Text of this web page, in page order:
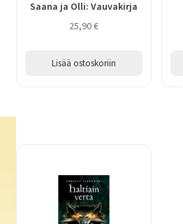
Saana ja Olli: Vauvakirja
25,90€
Lisää ostoskoriin